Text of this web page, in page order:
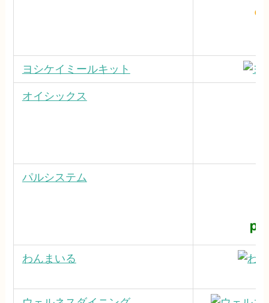
ヨシケイミールキット
オイシックス
パルシステム
わんまいる